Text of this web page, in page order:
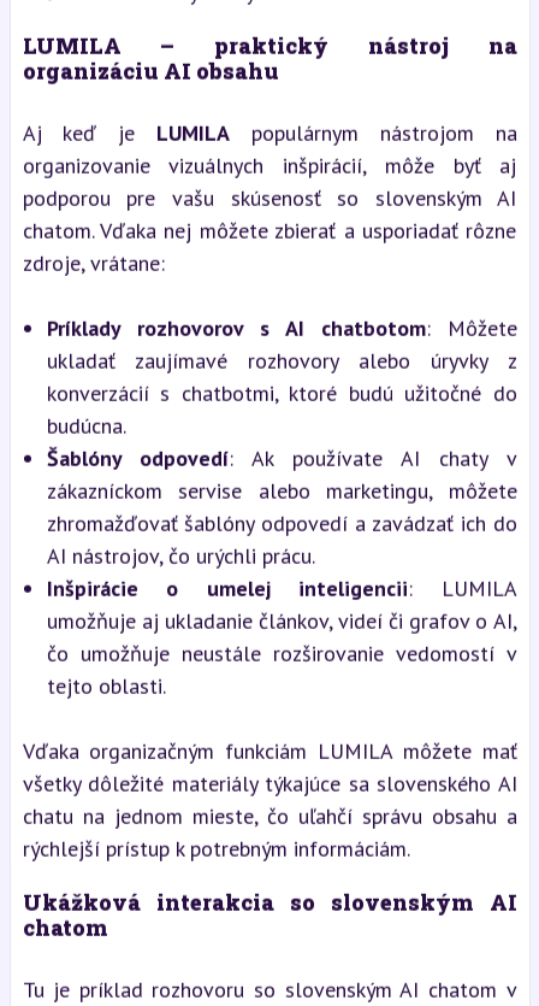
LUMILA – praktický nástroj na
organizáciu AI obsahu
Aj keď je LUMILA populárnym nástrojom na
organizovanie vizuálnych inšpirácií, môže byť aj
podporou pre vašu skúsenosť so slovenským AI
chatom. Vďaka nej môžete zbierať a usporiadať rôzne
zdroje, vrátane:
Príklady rozhovorov s AI chatbotom: Môžete
ukladať zaujímavé rozhovory alebo úryvky z
konverzácií s chatbotmi, ktoré budú užitočné do
budúcna.
Šablóny odpovedí: Ak používate AI chaty v
zákazníckom servise alebo marketingu, môžete
zhromažďovať šablóny odpovedí a zavádzať ich do
AI nástrojov, čo urýchli prácu.
Inšpirácie o umelej inteligencii: LUMILA
umožňuje aj ukladanie článkov, videí či grafov o AI,
čo umožňuje neustále rozširovanie vedomostí v
tejto oblasti.
Vďaka organizačným funkciám LUMILA môžete mať
všetky dôležité materiály týkajúce sa slovenského AI
chatu na jednom mieste, čo uľahčí správu obsahu a
rýchlejší prístup k potrebným informáciám.
Ukážková interakcia so slovenským AI
chatom
Tu je príklad rozhovoru so slovenským AI chatom v